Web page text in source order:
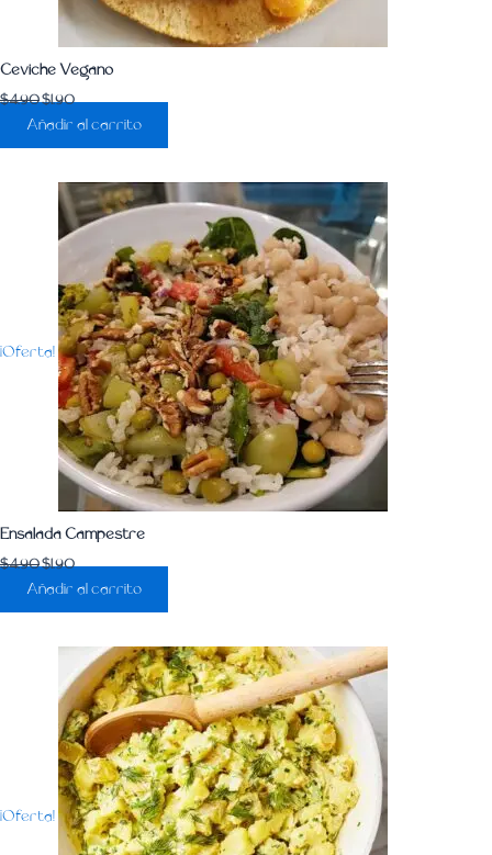
Ceviche Vegano
$4.90$1.90
Añadir al carrito
¡Oferta!
Ensalada Campestre
$4.90$1.90
Añadir al carrito
¡Oferta!